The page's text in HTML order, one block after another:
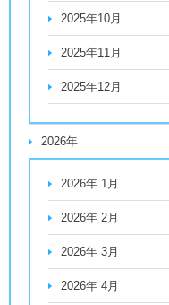
2025年10月
2025年11月
2025年12月
2026年
2026年 1月
2026年 2月
2026年 3月
2026年 4月